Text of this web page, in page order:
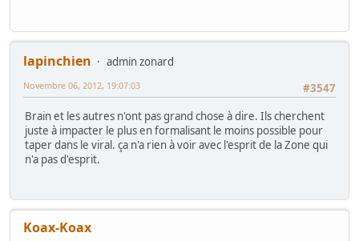
lapinchien
admin zonard
#3547
Novembre 06, 2012, 19:07:03
Brain et les autres n'ont pas grand chose à dire. Ils cherchent
juste à impacter le plus en formalisant le moins possible pour
taper dans le viral. ça n'a rien à voir avec l'esprit de la Zone qui
n'a pas d'esprit.
Koax-Koax